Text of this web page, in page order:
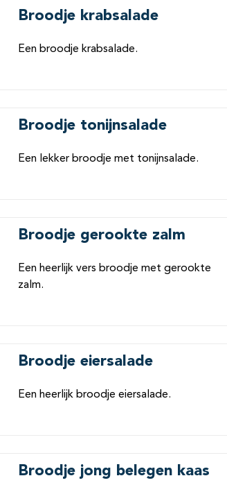
Broodje krabsalade
Een broodje krabsalade.
Broodje tonijnsalade
Een lekker broodje met tonijnsalade.
Broodje gerookte zalm
Een heerlijk vers broodje met gerookte
zalm.
Broodje eiersalade
Een heerlijk broodje eiersalade.
Broodje jong belegen kaas